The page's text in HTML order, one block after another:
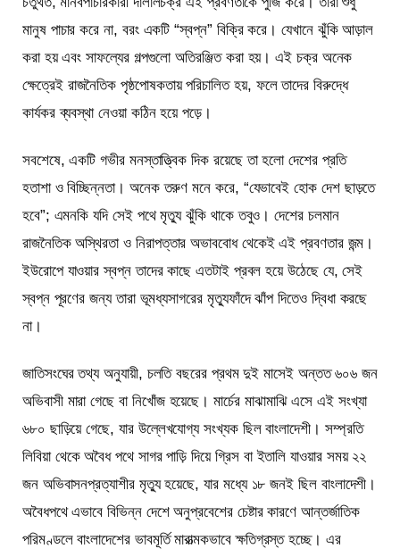
মানুষ পাচার করে না, বরং একটি “স্বপ্ন” বিক্রি করে। যেখানে ঝুঁকি আড়াল
করা হয় এবং সাফল্যের গল্পগুলো অতিরঞ্জিত করা হয়। এই চক্র অনেক
ক্ষেত্রেই রাজনৈতিক পৃষ্ঠপোষকতায় পরিচালিত হয়, ফলে তাদের বিরুদ্ধে
কার্যকর ব্যবস্থা নেওয়া কঠিন হয়ে পড়ে।
সবশেষে, একটি গভীর মনস্তাত্ত্বিক দিক রয়েছে তা হলো দেশের প্রতি
হতাশা ও বিচ্ছিন্নতা। অনেক তরুণ মনে করে, “যেভাবেই হোক দেশ ছাড়তে
হবে”; এমনকি যদি সেই পথে মৃত্যু ঝুঁকি থাকে তবুও। দেশের চলমান
রাজনৈতিক অস্থিরতা ও নিরাপত্তার অভাববোধ থেকেই এই প্রবণতার জন্ম।
ইউরোপে যাওয়ার স্বপ্ন তাদের কাছে এতটাই প্রবল হয়ে উঠেছে যে, সেই
স্বপ্ন পূরণের জন্য তারা ভূমধ্যসাগরের মৃত্যুফাঁদে ঝাঁপ দিতেও দ্বিধা করছে
না।
জাতিসংঘের তথ্য অনুযায়ী, চলতি বছরের প্রথম দুই মাসেই অন্তত ৬০৬ জন
অভিবাসী মারা গেছে বা নিখোঁজ হয়েছে। মার্চের মাঝামাঝি এসে এই সংখ্যা
৬৮০ ছাড়িয়ে গেছে, যার উল্লেখযোগ্য সংখ্যক ছিল বাংলাদেশী। সম্প্রতি
লিবিয়া থেকে অবৈধ পথে সাগর পাড়ি দিয়ে গ্রিস বা ইতালি যাওয়ার সময় ২২
জন অভিবাসনপ্রত্যাশীর মৃত্যু হয়েছে, যার মধ্যে ১৮ জনই ছিল বাংলাদেশী।
অবৈধপথে এভাবে বিভিন্ন দেশে অনুপ্রবেশের চেষ্টার কারণে আন্তর্জাতিক
পরিমণ্ডলে বাংলাদেশের ভাবমূর্তি মারাত্মকভাবে ক্ষতিগ্রস্ত হচ্ছে। এর